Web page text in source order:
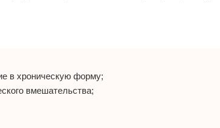
в хроническую форму;
вмешательства;